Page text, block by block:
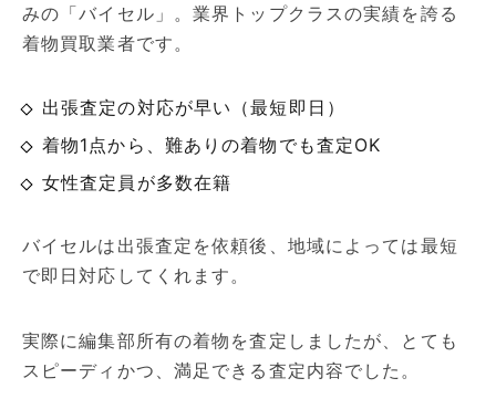
みの「バイセル」。業界トップクラスの実績を誇る
着物買取業者です。
出張査定の対応が早い（最短即日）
着物1点から、難ありの着物でも査定OK
女性査定員が多数在籍
バイセルは出張査定を依頼後、地域によっては最短
で即日対応してくれます。
実際に編集部所有の着物を査定しましたが、とても
スピーディかつ、満足できる査定内容でした。